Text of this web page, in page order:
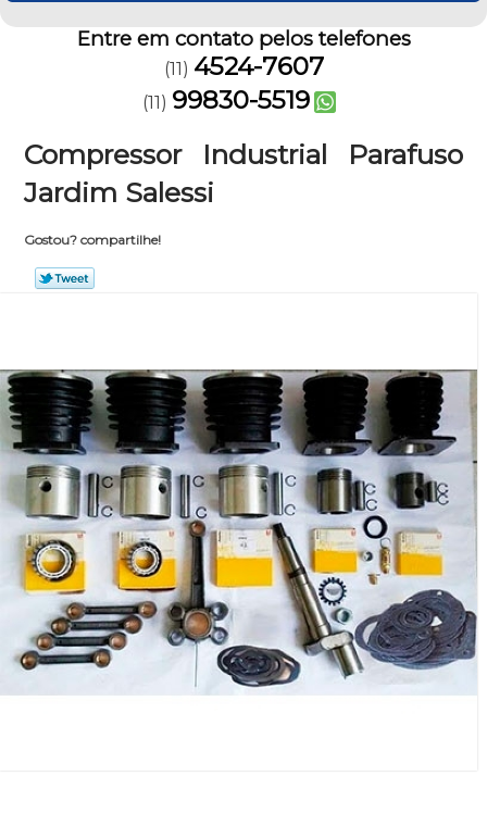
Entre em contato pelos telefones
(11) 4524-7607
(11) 99830-5519
Compressor Industrial Parafuso
Jardim Salessi
Gostou? compartilhe!